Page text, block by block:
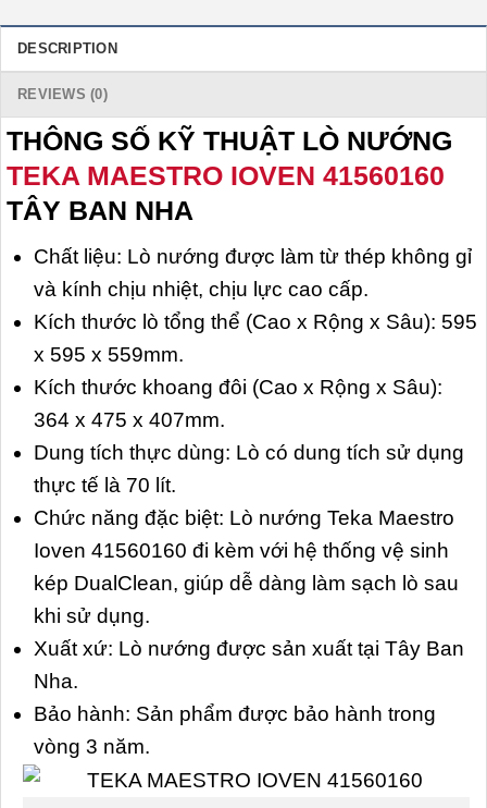
DESCRIPTION
REVIEWS (0)
THÔNG SỐ KỸ THUẬT LÒ NƯỚNG
TEKA MAESTRO IOVEN 41560160
TÂY BAN NHA
Chất liệu: Lò nướng được làm từ thép không gỉ
và kính chịu nhiệt, chịu lực cao cấp.
Kích thước lò tổng thể (Cao x Rộng x Sâu): 595
x 595 x 559mm.
Kích thước khoang đôi (Cao x Rộng x Sâu):
364 x 475 x 407mm.
Dung tích thực dùng: Lò có dung tích sử dụng
thực tế là 70 lít.
Chức năng đặc biệt: Lò nướng Teka Maestro
Ioven 41560160 đi kèm với hệ thống vệ sinh
kép DualClean, giúp dễ dàng làm sạch lò sau
khi sử dụng.
Xuất xứ: Lò nướng được sản xuất tại Tây Ban
Nha.
Bảo hành: Sản phẩm được bảo hành trong
vòng 3 năm.